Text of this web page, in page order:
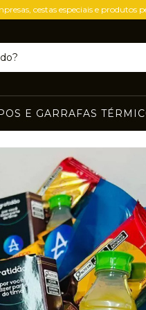
cestas especiais e produtos
E GARRAFAS